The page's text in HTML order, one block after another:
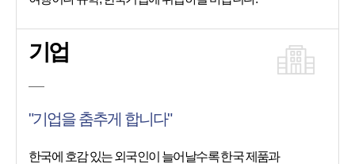
기업
"기업을 춤추게 합니다"
한국에 호감 있는 외국인이 늘어날수록 한국 제품과